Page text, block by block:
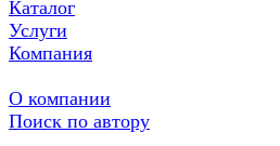
Каталог
Услуги
Компания
О компании
Поиск по автору